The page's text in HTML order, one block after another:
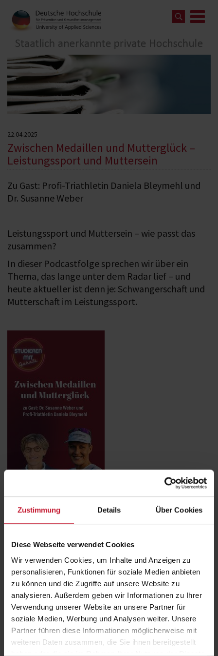
Zustimmung Details Über Cookies
Diese Webseite verwendet Cookies
Wir verwenden Cookies, um Inhalte und Anzeigen zu
personalisieren, Funktionen für soziale Medien anbieten
zu können und die Zugriffe auf unsere Website zu
analysieren. Außerdem geben wir Informationen zu Ihrer
Verwendung unserer Website an unsere Partner für
soziale Medien, Werbung und Analysen weiter. Unsere
Partner führen diese Informationen möglicherweise mit
weiteren Daten zusammen, die Sie ihnen bereitgestellt
haben oder die sie im Rahmen Ihrer Nutzung der Dienste
22.04.2025
Zwischen Medaillen und Mutterglück –
Leistungssport und Muttersein
Zu Gast: Profi-Triathletin Daniela Bleymehl und
Dr. Susanne Weber
Leistungssport und Muttersein – wie passt das
zusammen?
In dieser Podcastfolge sprechen wir über ein
Thema, das lange unter dem Radar lief – und
heute aktueller ist denn je: Schwangerschaft und
Mutterschaft im Leistungssport.
Zu Gast sind zwei Expertinnen, die aus ganz unterschiedlichen
Blickwinkeln auf das Thema schauen – und doch viel gemeinsam
Mutter. Sie teilt mit uns ganz persönlich, wie sie ihre Schwangerschaft
erlebt hat, wie sie ihr Training angepasst hat und wie der
Wiedereinstieg in den Leistungssport für sie verlief. Und Dr. Susanne
Weber – Ärztin und Forscherin, die sich intensiv mit der Schnittstelle
von Sportmedizin, Gynäkologie und Leistungssport beschäftigt. Sie
bringt medizinische Fakten, wissenschaftliche Erkenntnisse und
praktische Empfehlungen mit.
Gemeinsam sprechen wir über das Training in der Schwangerschaft,
die Rückkehr in den Leistungssport danach und welche mentalen und